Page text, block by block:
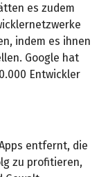
es zudem
indem es ihnen
Google hat
Entwickler
entfernt, die
zu profitieren,